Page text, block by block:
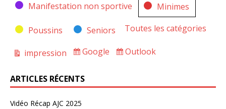
Manifestation non sportive Minimes
Poussins Seniors Toutes les catégories
Vue
impression
Subscribe
Google
Subscribe
Outlook
ARTICLES RÉCENTS
Vidéo Récap AJC 2025